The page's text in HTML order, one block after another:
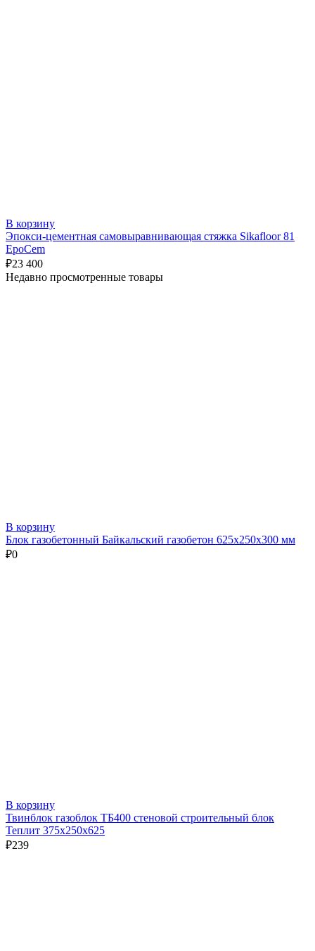
В корзину
Эпокси-цементная самовыравнивающая стяжка Sikafloor 81
EpoCem
₽23 400
Недавно просмотренные товары
В корзину
Блок газобетонный Байкальский газобетон 625х250х300 мм
₽0
В корзину
Твинблок газоблок ТБ400 стеновой строительный блок
Теплит 375х250х625
₽239